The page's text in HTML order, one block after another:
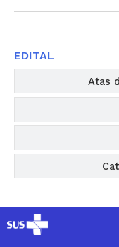
Atas
EDITAL